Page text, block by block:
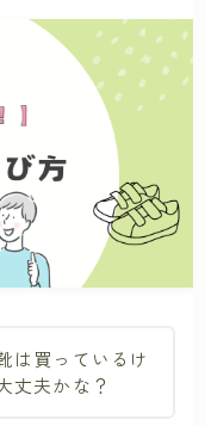
は買っているけ
丈夫かな？